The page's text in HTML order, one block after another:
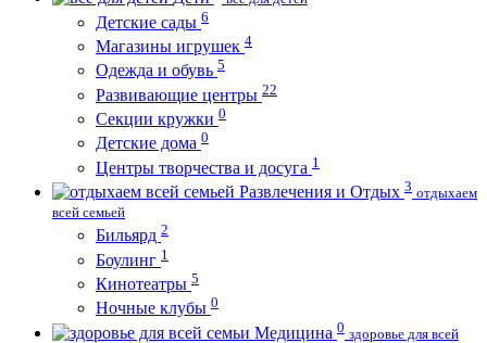
Детские сады 6
Магазины игрушек 4
Одежда и обувь 5
Развивающие центры 22
Секции кружки 0
Детские дома 0
Центры творчества и досуга 1
Развлечения и Отдых 3 отдыхаем
всей семьей
Бильярд 2
Боулинг 1
Кинотеатры 5
Ночные клубы 0
Медицина 0 здоровье для всей